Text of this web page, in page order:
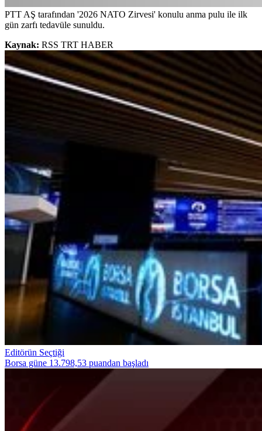
PTT AŞ tarafından '2026 NATO Zirvesi' konulu anma pulu ile ilk
gün zarfı tedavüle sunuldu.
Kaynak: RSS TRT HABER
Editörün Seçtiği
Borsa güne 13.798,53 puandan başladı